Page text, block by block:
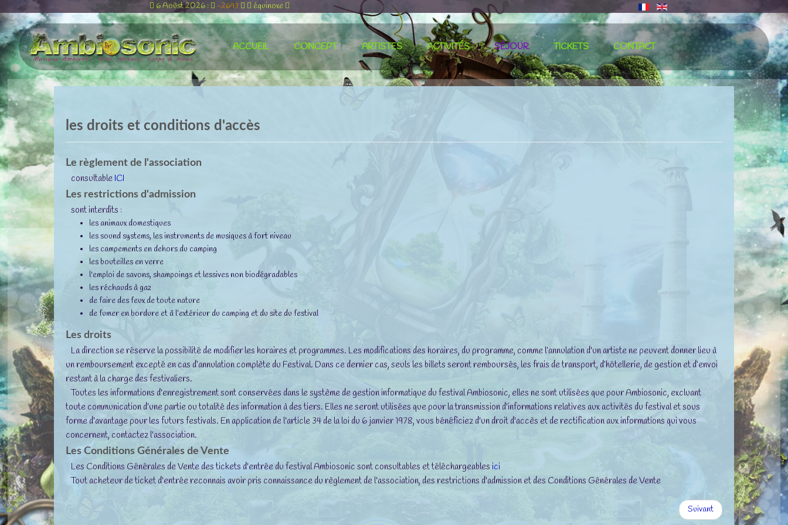
6 Aoûst 2026 : -2693 équinoxe
ACCUEIL CONCEPT ARTISTES ACTIVITÉS SÉJOUR TICKETS CONTACT
∙
les droits et conditions d'accès
Le règlement de l'association
consultable ICI
Les restrictions d'admission
sont interdits :
les animaux domestiques
les sound systems, les instruments de musiques à fort niveau
les campements en dehors du camping
les bouteilles en verre
l'emploi de savons, shampoings et lessives non biodégradables
les réchauds à gaz
de faire des feux de toute nature
de fumer en bordure et à l’extérieur du camping et du site du festival
Les droits
La direction se réserve la possibilité de modifier les horaires et programmes. Les modifications des horaires, du programme, comme l’annulation d'un artiste ne peuvent donner lieu à
un remboursement excepté en cas d’annulation complète du Festival. Dans ce dernier cas, seuls les billets seront remboursés, les frais de transport, d’hôtellerie, de gestion et d’envoi
restant à la charge des festivaliers.
Toutes les informations d'enregistrement sont conservées dans le système de gestion informatique du festival Ambiosonic, elles ne sont utilisées que pour Ambiosonic, excluant
toute communication d'une partie ou totalité des information à des tiers. Elles ne seront utilisées que pour la transmission d'informations relatives aux activités du festival et sous
forme d'avantage pour les futurs festivals. En application de l'article 34 de la loi du 6 janvier 1978, vous bénéficiez d'un droit d'accès et de rectification aux informations qui vous
concernent, contactez l'association.
Les Conditions Générales de Vente
Les Conditions Générales de Vente des tickets d'entrée du festival Ambiosonic sont consultables et téléchargeables ici
Tout acheteur de ticket d'entrée reconnais avoir pris connaissance du règlement de l'association, des restrictions d'admission et des Conditions Générales de Vente
Suivant